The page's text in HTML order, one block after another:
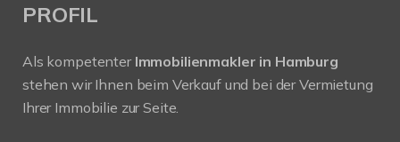
PROFIL
Als kompetenter Immobilienmakler in Hamburg
stehen wir Ihnen beim Verkauf und bei der Vermietung
Ihrer Immobilie zur Seite.